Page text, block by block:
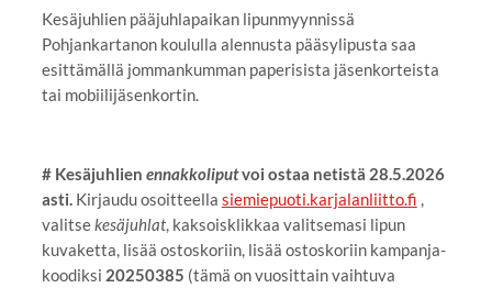
Kesäjuhlien pääjuhlapaikan lipunmyynnissä
Pohjankartanon koululla alennusta pääsylipusta saa
esittämällä jommankumman paperisista jäsenkorteista
tai mobiilijäsenkortin.
# Kesäjuhlien ennakkoliputvoi ostaa netistä 28.5.2026
asti.Kirjaudu osoitteella siemiepuoti.karjalanliitto.fi ,
valitsekesäjuhlat, kaksoisklikkaa valitsemasi lipun
kuvaketta, lisää ostoskoriin, lisää ostoskoriin kampanja-
koodiksi 20250385 (tämä on vuosittain vaihtuva